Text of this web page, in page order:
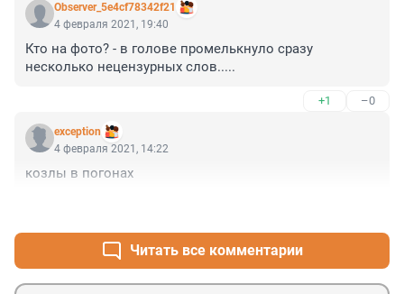
Observer_5e4cf78342f21
4 февраля 2021, 19:40
Кто на фото? - в голове промелькнуло сразу
несколько нецензурных слов.....
+1 –0
exception
4 февраля 2021, 14:22
козлы в погонах
Читать все комментарии